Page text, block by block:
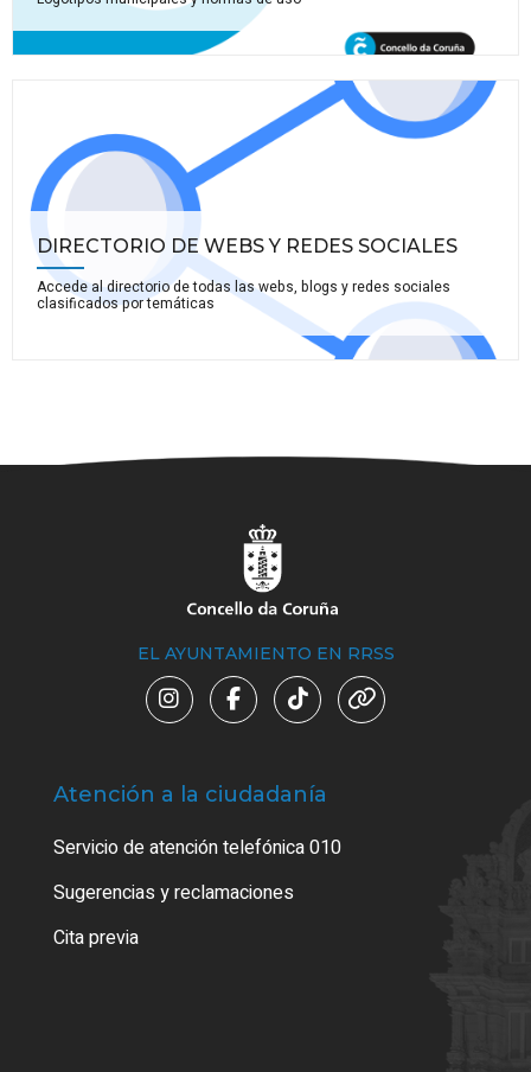
DIRECTORIO DE WEBS Y REDES SOCIALES
Accede al directorio de todas las webs, blogs y redes sociales
clasificados por temáticas
EL AYUNTAMIENTO EN RRSS
Atención a la ciudadanía
Servicio de atención telefónica 010
Sugerencias y reclamaciones
Cita previa